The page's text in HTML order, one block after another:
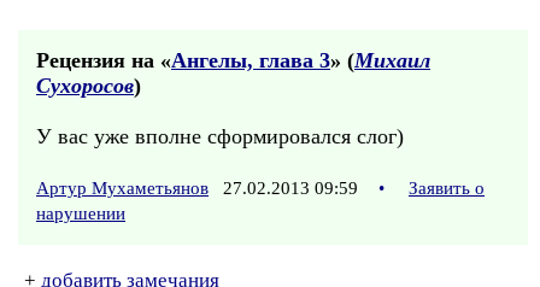
Рецензия на «Ангелы, глава 3» (Михаил
Сухоросов)
У вас уже вполне сформировался слог)
Артур Мухаметьянов 27.02.2013 09:59 •
Заявить о
нарушении
+ добавить замечания